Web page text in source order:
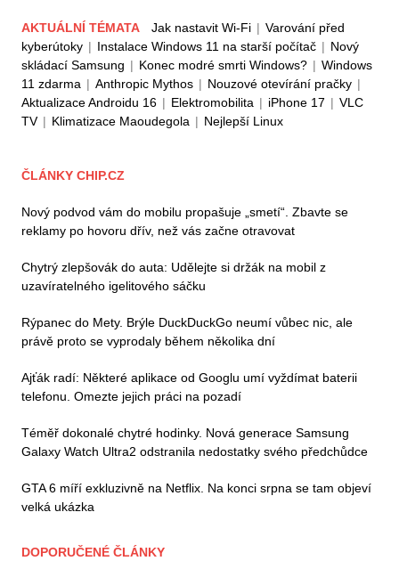
AKTUÁLNÍ TÉMATA Jak nastavit Wi-Fi | Varování před
kyberútoky | Instalace Windows 11 na starší počítač | Nový
skládací Samsung | Konec modré smrti Windows? | Windows
11 zdarma | Anthropic Mythos | Nouzové otevírání pračky |
Aktualizace Androidu 16 | Elektromobilita | iPhone 17 | VLC
TV | Klimatizace Maoudegola | Nejlepší Linux
ČLÁNKY CHIP.CZ
Nový podvod vám do mobilu propašuje „smetí“. Zbavte se
reklamy po hovoru dřív, než vás začne otravovat
Chytrý zlepšovák do auta: Udělejte si držák na mobil z
uzavíratelného igelitového sáčku
Rýpanec do Mety. Brýle DuckDuckGo neumí vůbec nic, ale
právě proto se vyprodaly během několika dní
Ajťák radí: Některé aplikace od Googlu umí vyždímat baterii
telefonu. Omezte jejich práci na pozadí
Téměř dokonalé chytré hodinky. Nová generace Samsung
Galaxy Watch Ultra2 odstranila nedostatky svého předchůdce
GTA 6 míří exkluzivně na Netflix. Na konci srpna se tam objeví
velká ukázka
DOPORUČENÉ ČLÁNKY